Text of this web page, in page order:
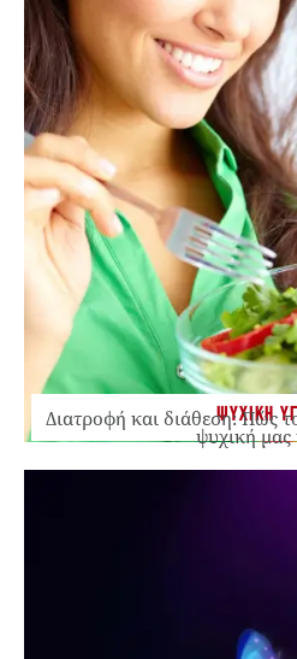
ΨΥΧΙΚΗ
Διατροφή και διάθεση: Πώς
ψυχική μας